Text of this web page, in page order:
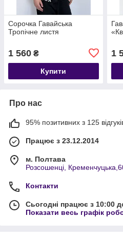
Сорочка Гавайська
Тропічне листя
1 560 ₴
Купити
1
Про нас
95% позитивних з 125
Працює з 23.12.2014
м. Полтава
Розсошенці,
Контакти
Сьогодні працює з 10:00
Показати весь графік